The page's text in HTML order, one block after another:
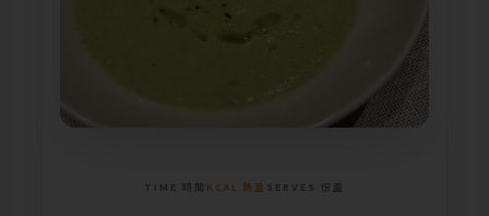
TIME 時間 KCAL 熱量 SERVES 份量